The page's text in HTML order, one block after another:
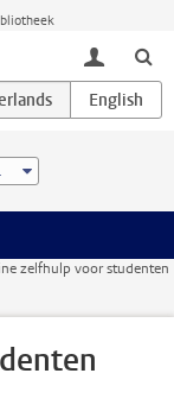
toggle
zelfhulp voor studenten